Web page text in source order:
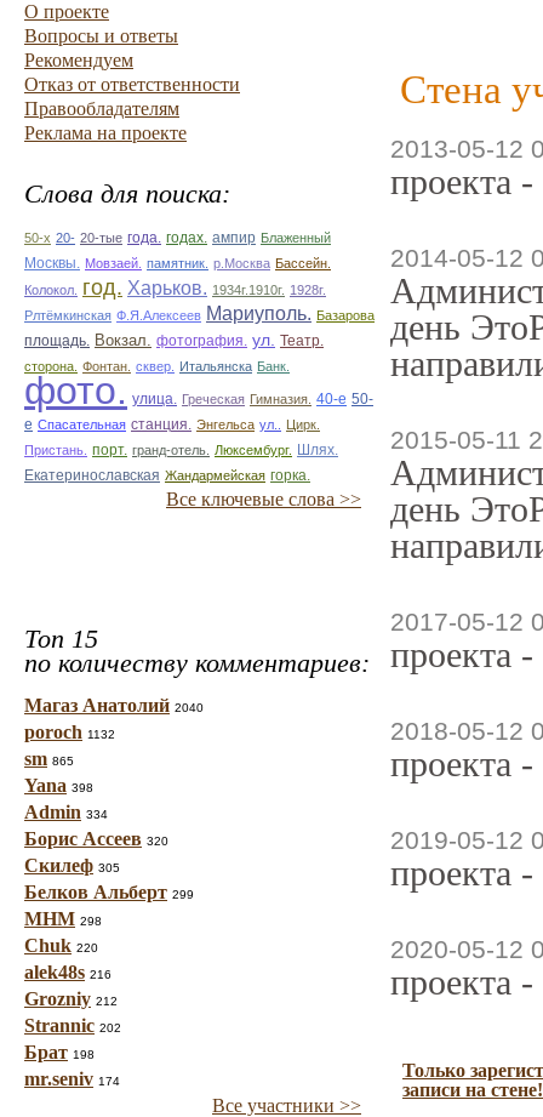
О проекте
Вопросы и ответы
Рекомендуем
Отказ от ответственности
Правообладателям
Реклама на проекте
Слова для поиска:
50-х 20- 20-тые года. годах. ампир Блаженный
Москвы.
Мовзаей. памятник. р.Москва Бассейн.
Колокол.
год. Харьков. 1934г.1910г. 1928г.
Рлтёмкинская Ф.Я.Алексеев Мариуполь. Базарова
площадь. Вокзал. фотография. ул. Театр.
сторона. Фонтан. сквер. Итальянска Банк.
фото. улица. Греческая Гимназия. 40-е 50-
е Спасательная станция. Энгельса ул..
Цирк.
Пристань. порт. гранд-отель. Люксембург. Шлях.
Екатеринославская Жандармейская горка.
Все ключевые слова >>
Топ 15
по количеству комментариев:
Магаз Анатолий 2040
poroch 1132
sm 865
Yana 398
Admin 334
Борис Ассеев 320
Скилеф 305
Белков Альберт 299
МНМ 298
Chuk 220
alek48s 216
Grozniy 212
Strannic 202
Брат 198
mr.seniv 174
Все участники >>
Стена
2013-05-12
проекта
2014-05-12
день
2015-05-11
день
2017-05-12
проекта
2018-05-12
проекта
2019-05-12
проекта
2020-05-12
проекта
Только
записи на стене!